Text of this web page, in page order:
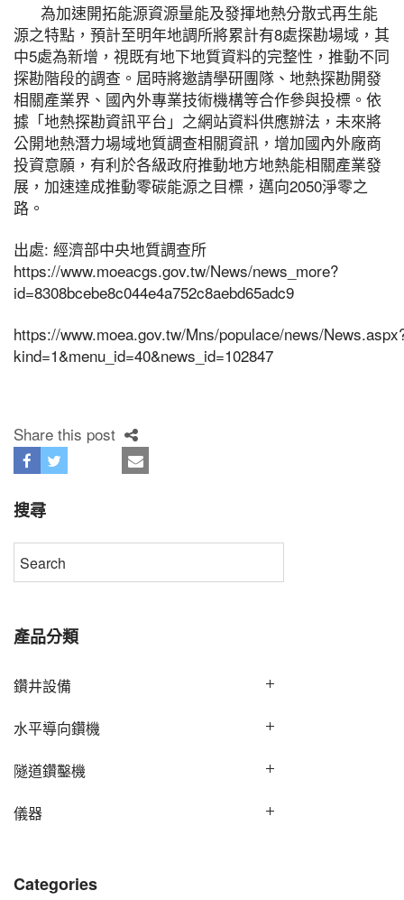
為加速開拓能源資源量能及發揮地熱分散式再生能
源之特點，預計至明年地調所將累計有8處探勘場域，其
中5處為新增，視既有地下地質資料的完整性，推動不同
探勘階段的調查。屆時將邀請學研團隊、地熱探勘開發
相關產業界、國內外專業技術機構等合作參與投標。依
據「地熱探勘資訊平台」之網站資料供應辦法，未來將
公開地熱潛力場域地質調查相關資訊，增加國內外廠商
投資意願，有利於各級政府推動地方地熱能相關產業發
展，加速達成推動零碳能源之目標，邁向2050淨零之
路。
出處: 經濟部中央地質調查所
https://www.moeacgs.gov.tw/News/news_more?
id=8308bcebe8c044e4a752c8aebd65adc9
https://www.moea.gov.tw/Mns/populace/news/
kind=1&menu_id=40&news_id=102847
Share this post
搜尋
產品分類
鑽井設備
水平導向鑽機
隧道鑽鑿機
儀器
Categories